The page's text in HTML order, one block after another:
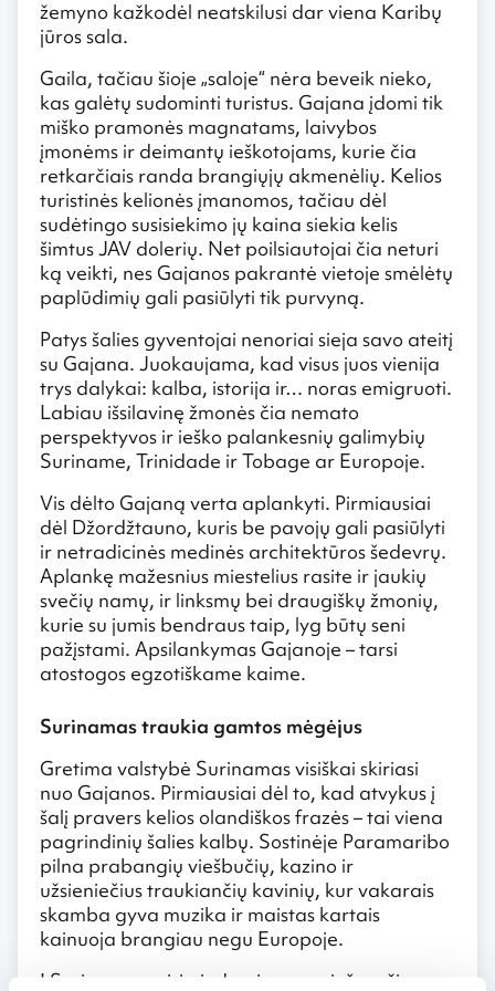
žemyno kažkodėl neatskilusi dar viena Karibų
jūros sala.
Gaila, tačiau šioje „saloje“ nėra beveik nieko,
kas galėtų sudominti turistus. Gajana įdomi tik
miško pramonės magnatams, laivybos
įmonėms ir deimantų ieškotojams, kurie čia
retkarčiais randa brangiųjų akmenėlių. Kelios
turistinės kelionės įmanomos, tačiau dėl
sudėtingo susisiekimo jų kaina siekia kelis
šimtus JAV dolerių. Net poilsiautojai čia neturi
ką veikti, nes Gajanos pakrantė vietoje smėlėtų
paplūdimių gali pasiūlyti tik purvyną.
Patys šalies gyventojai nenoriai sieja savo ateitį
su Gajana. Juokaujama, kad visus juos vienija
trys dalykai: kalba, istorija ir… noras emigruoti.
Labiau išsilavinę žmonės čia nemato
perspektyvos ir ieško palankesnių galimybių
Suriname, Trinidade ir Tobage ar Europoje.
Vis dėlto Gajaną verta aplankyti. Pirmiausiai
dėl Džordžtauno, kuris be pavojų gali pasiūlyti
ir netradicinės medinės architektūros šedevrų.
Aplankę mažesnius miestelius rasite ir jaukių
svečių namų, ir linksmų bei draugiškų žmonių,
kurie su jumis bendraus taip, lyg būtų seni
pažįstami. Apsilankymas Gajanoje – tarsi
atostogos egzotiškame kaime.
Surinamas traukia gamtos mėgėjus
Gretima valstybė Surinamas visiškai skiriasi
nuo Gajanos. Pirmiausiai dėl to, kad atvykus į
šalį pravers kelios olandiškos frazės – tai viena
pagrindinių šalies kalbų. Sostinėje Paramaribo
pilna prabangių viešbučių, kazino ir
užsieniečius traukiančių kavinių, kur vakarais
skamba gyva muzika ir maistas kartais
kainuoja brangiau negu Europoje.
Į Surinamą, prisimindami savo prieš amžius